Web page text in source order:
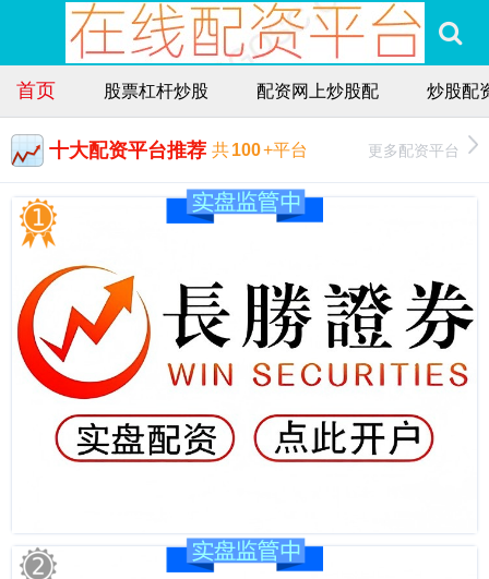
首页 股票杠杆炒股 配资网上炒股配 炒股配
十大配资平台推荐 共100+平台 更多配资平台